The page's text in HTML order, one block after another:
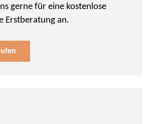
gerne für eine kostenlose
Erstberatung an.